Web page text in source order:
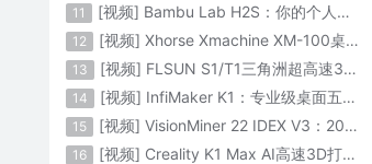
11 [视频] Bambu Lab H2S：你的个人智造中心
12 [视频] Xhorse Xmachine XM-100桌面级五轴CNC机床：卓越的精度和效率
13 [视频] FLSUN S1/T1三角洲超高速3D打印机 打印速度1200mm/s
14 [视频] InfiMaker K1：专业级桌面五轴数控机床
15 [视频] VisionMiner 22 IDEX V3：2024年最佳工程材料3D打印机
16 [视频] Creality K1 Max AI高速3D打印机：600mm/s打印速度 史诗般的飞跃